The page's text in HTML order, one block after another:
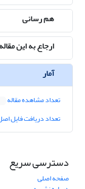
هم رسانی
ارجاع به این مقاله
آمار
تعداد مشاهده مقاله
تعداد دریافت فایل
دسترسی سریع
صفحه اصلی